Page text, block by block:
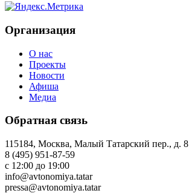
Организация
О нас
Проекты
Новости
Афиша
Медиа
Обратная связь
115184, Москва, Малый Татарский пер., д. 8
8 (495) 951-87-59
с 12:00 до 19:00
info@avtonomiya.tatar
pressa@avtonomiya.tatar